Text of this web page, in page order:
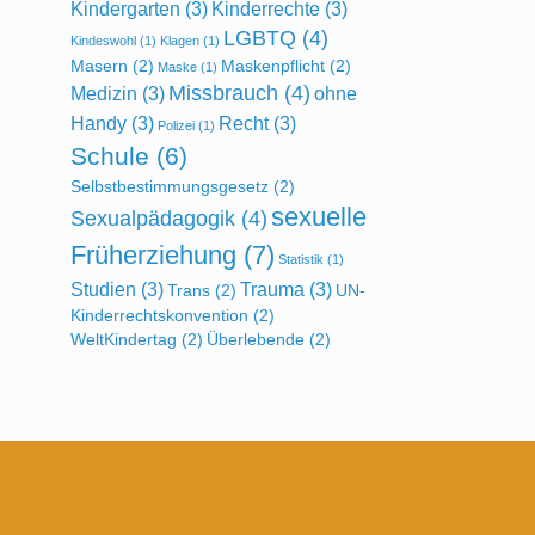
Kindergarten (3) Kinderrechte (3)
Kindeswohl (1) Klagen (1) LGBTQ (4)
Masern (2) Maske (1) Maskenpflicht (2)
Medizin (3) Missbrauch (4) ohne
Handy (3) Polizei (1) Recht(3)
Schule (6)
Selbstbestimmungsgesetz (2)
Sexualpädagogik (4) sexuelle
Früherziehung (7) Statistik (1)
Studien (3) Trans (2) Trauma (3) UN-
Kinderrechtskonvention (2)
WeltKindertag (2) Überlebende (2)